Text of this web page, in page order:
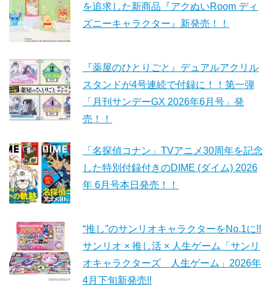
を追求した新商品『アクぬいRoom ディ
ズニーキャラクター』新発売！！
『薬屋のひとりごと』デュアルアクリル
スタンドが4号連続で付録に！！第一弾
「月刊サンデーGX 2026年6月号」発
売！！
「名探偵コナン」TVアニメ30周年を記念
した特別付録付きのDIME (ダイム) 2026
年 6月号本日発売！！
“推し”のサンリオキャラクターをNo.1に!!
サンリオ × 推し活 × 人生ゲーム「サンリ
オキャラクターズ 人生ゲーム」2026年
4月下旬新発売!!